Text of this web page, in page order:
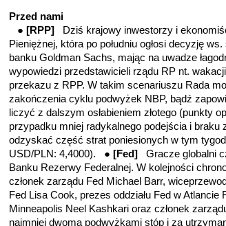
Przed nami
● [RPP]
Dziś krajowy inwestorzy i
Pieniężnej, która po południu ogłosi decyzję
banku Goldman Sachs, mając na uwadze
wypowiedzi przedstawicieli rządu RP nt.
przekazu z RPP. W takim scenariuszu Rada
zakończenia cyklu podwyżek NBP, bądź
liczyć z dalszym osłabieniem złotego (punkty
przypadku mniej radykalnego podejścia i braku
odzyskać część strat poniesionych w tym
USD/PLN: 4,4000). ● [Fed] Gracze globalni
Banku Rezerwy Federalnej. W kolejności
członek zarządu Fed Michael Barr,
Fed Lisa Cook, prezes oddziału Fed w Atlancie
Minneapolis Neel Kashkari oraz członek
najmniej dwoma podwyżkami stóp i za